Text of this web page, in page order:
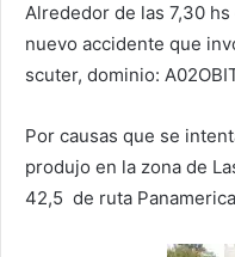
Alrededor de las 7,30
nuevo accidente que
scuter, dominio:
Por causas que se
produjo en la zona de
42,5 de ruta